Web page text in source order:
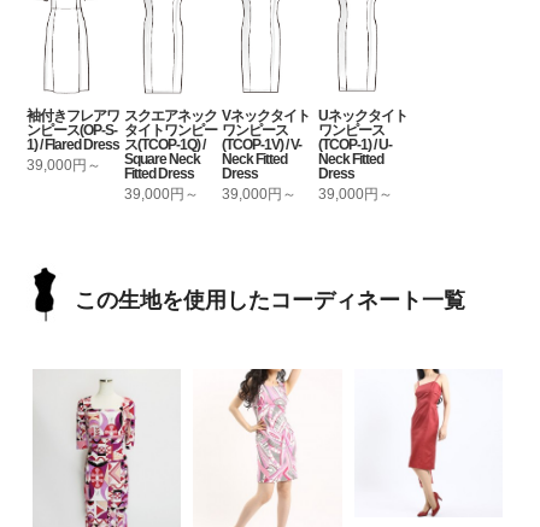
袖付きフレアワ
ンピース(OP-S-
1) / Flared Dress
39,000円～
スクエアネック
タイトワンピー
ス(TCOP-1Q) /
Square Neck
Fitted Dress
39,000円～
Vネックタイト
ワンピース
(TCOP-1V) / V-
Neck Fitted
Dress
39,000円～
Uネックタイト
ワンピース
(TCOP-1) / U-
Neck Fitted
Dress
39,000円～
この生地を使用したコーディネート一覧